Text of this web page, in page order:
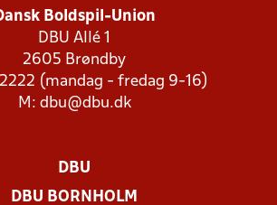
Boldspil-Union
DBU Allé 1
2605 Brøndby
2222 (mandag - fredag 9-16)
M: dbu@dbu.dk
DBU
DBU BORNHOLM